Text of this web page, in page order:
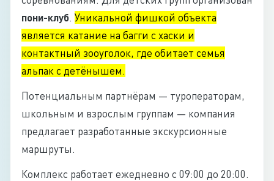
пони-клуб. Уникальной фишкой объекта
является катание на багги с хаски и
контактный зооуголок, где обитает семья
альпак с детёнышем.
Потенциальным партнёрам — туроператорам,
школьным и взрослым группам — компания
предлагает разработанные экскурсионные
маршруты.
Комплекс работает ежедневно с 09:00 до 20:00.